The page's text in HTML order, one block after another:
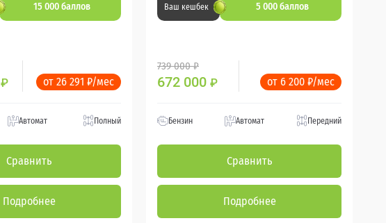
15 000 баллов
₽ от 26 291 ₽/мес
Автомат Полный
Сравнить
Подробнее
Ваш кешбек 5 000 баллов
739 000 ₽
672 000 ₽ от 6 200 ₽/мес
Бензин Автомат Передний
Сравнить
Подробнее